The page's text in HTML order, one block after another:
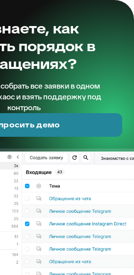
как
порядок в
все заявки в одном
и взять поддержку под
контроль
демо